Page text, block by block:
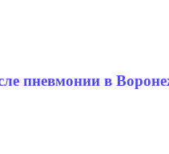
пневмонии в